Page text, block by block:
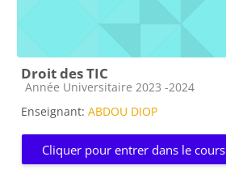
Droit des TIC
Catégorie de cours
Année Universitaire 2023 -2024
Enseignant: ABDOU DIOP
Cliquer pour entrer dans le cours